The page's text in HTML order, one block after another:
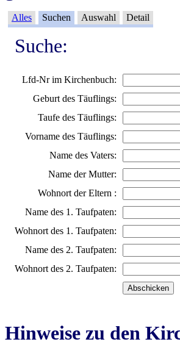
Alles Suchen Auswahl Detail
Suche:
Lfd-Nr im Kirchenbuch:
Geburt des Täuflings:
Taufe des Täuflings:
Vorname des Täuflings:
Name des Vaters:
Name der Mutter:
Wohnort der Eltern :
Name des 1. Taufpaten:
Wohnort des 1. Taufpaten:
Name des 2. Taufpaten:
Wohnort des 2. Taufpaten:
Hinweise zu den